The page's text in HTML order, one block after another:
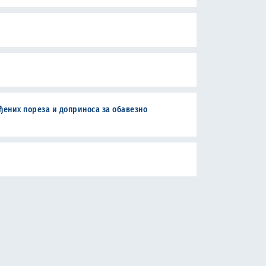
пореза и доприноса за обавезно